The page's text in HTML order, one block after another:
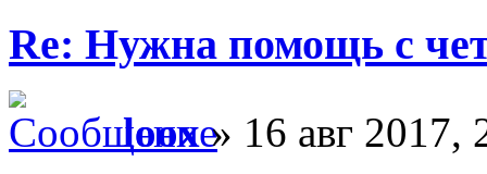
Re: Нужна помощь с
loox» 16 авг 2017,